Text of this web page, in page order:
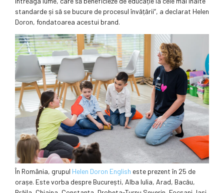
standarde și să se bucure de procesul învățării“, a declarat Helen
Doron, fondatoarea acestui brand.
În România, grupul Helen Doron English este prezent în 25 de
orașe. Este vorba despre București, Alba Iulia, Arad, Bacău,